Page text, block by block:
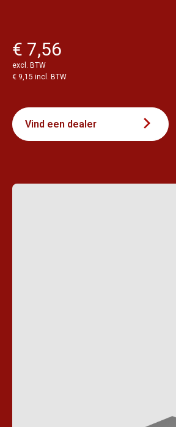
€ 7,56
excl. BTW
€ 9,15 incl. BTW
Vind een dealer